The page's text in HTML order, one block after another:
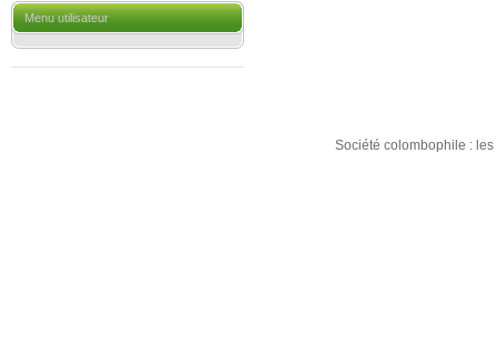
Menu utilisateur
Société colombophile :